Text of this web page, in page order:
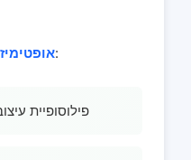
:
פילוסופיית